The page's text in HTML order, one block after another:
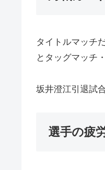
タイトルマッチ
とタッグマッチ
坂井澄江引退試
選手の疲